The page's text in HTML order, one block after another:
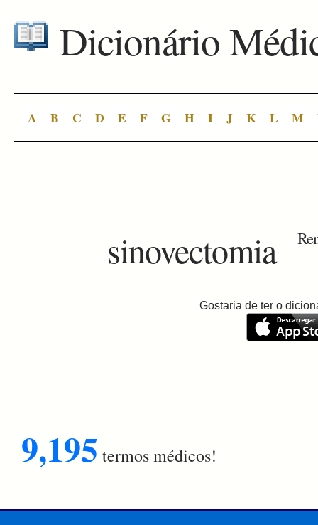
Dicionário
A B C D E F G H I J K L M
sinovectomia
Gostaria de ter o
9,195 termos médicos!